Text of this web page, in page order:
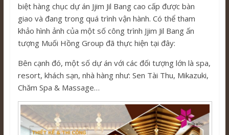
biệt hàng chục dự án Jjim Jil Bang cao cấp được bàn
giao và đang trong quá trình vận hành. Có thể tham
khảo hình ảnh của một số công trình Jjim Jil Bang ấn
tượng Muối Hồng Group đã thực hiện tại đây:
Bên cạnh đó, một số dự án với các đối tượng lớn là spa,
resort, khách sạn, nhà hàng như: Sen Tài Thu, Mikazuki,
Chăm Spa & Massage…